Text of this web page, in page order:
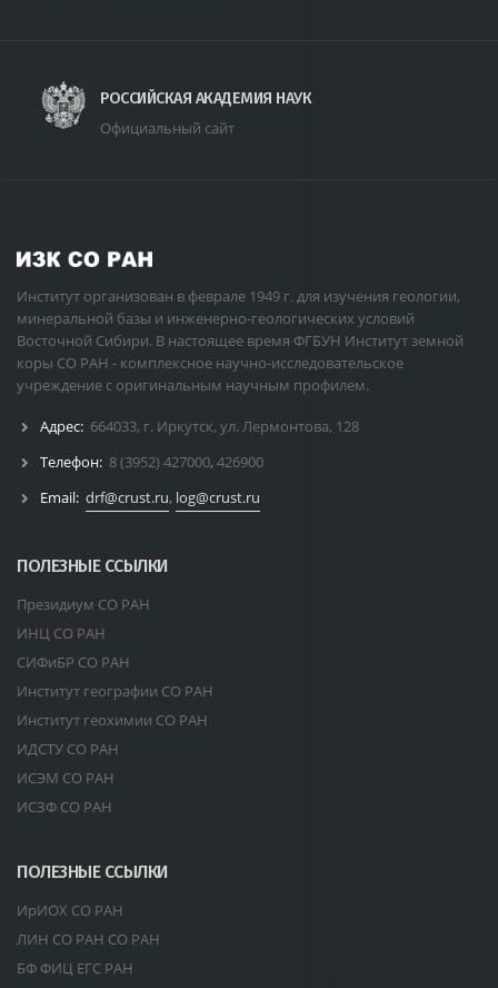
РОССИЙСКАЯ АКАДЕМИЯ НАУК
Официальный сайт
Институт организован в феврале 1949 г. для изучения геологии,
минеральной базы и инженерно-геологических условий
Восточной Сибири. В настоящее время ФГБУН Институт земной
коры СО РАН - комплексное научно-исследовательское
учреждение с оригинальным научным профилем.
Адрес: 664033, г. Иркутск, ул. Лермонтова, 128
Телефон: 8 (3952) 427000, 426900
Email: drf@crust.ru, log@crust.ru
ПОЛЕЗНЫЕ ССЫЛКИ
Президиум СО РАН
ИНЦ СО РАН
СИФиБР СО РАН
Институт географии СО РАН
Институт геохимии СО РАН
ИДСТУ СО РАН
ИСЭМ СО РАН
ИСЗФ СО РАН
ПОЛЕЗНЫЕ ССЫЛКИ
ИрИОХ СО РАН
ЛИН СО РАН СО РАН
БФ ФИЦ ЕГС РАН